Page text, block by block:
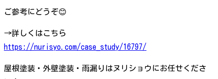
ご参考にどうぞ😊
→詳しくはこちら
https://nurisyo.com/case_study/16797/
屋根塗装・外壁塗装・雨漏りはヌリショウにお任せくださ